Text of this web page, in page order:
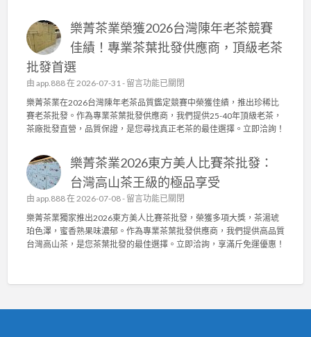
頂
級
茶
發
供
應
商
高
密
度
棉
、
機
能
布
打
造
舒
適
用
，
輕
洗
專
業
實
沙
椅
墊
訂
，
菌
機
能
布
與
高
樂菁茶業榮獲2026台灣陳年老茶競賽
佳績！專業茶葉批發供應商，頂級老茶
批發首選
由 app.888在 2026-07-31 - 在
〈
樂
菁
茶
榮
獲
2
0
2
6
台
茶
留言功能已關閉
樂菁茶業在2026台灣陳年老茶品質鑑定競賽中榮獲佳績，推出珍稀比
賽老茶批發。作為專業茶葉批發供應商，我們提供25-40年頂級老茶，
茶廠批發直營，品質保證，是您尋找真正老茶的最佳選擇。立即洽詢！
樂菁茶業2026東方美人比賽茶批發：
台灣高山茶王級的極品享受
由 app.888在 2026-07-08 - 在
〈
樂
菁
茶
留言功能已關閉
樂菁茶業獨家推出2026東方美人比賽茶批發，榮獲多項大獎，茶湯琥
珀色澤，蜜香熟果味濃郁。作為專業茶葉批發供應商，我們提供高品質
台灣高山茶，是您茶葉批發的最佳選擇。立即洽詢，享滿斤免運優惠！